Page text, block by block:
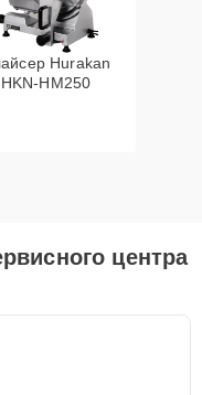
Hurakan
HKN-HM250
центра